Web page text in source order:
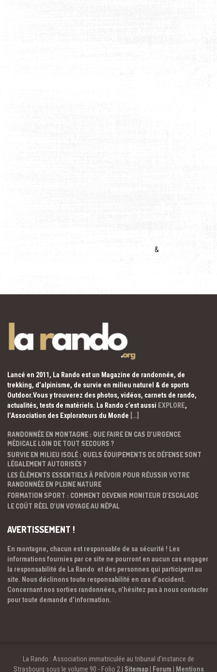
&
Lancé en 2011, La Rando est un Magazine de randonnée, de
trekking, d’alpinisme, de survie en milieu naturel & de sports
Outdoor.Vous y trouverez des photos, vidéos, carnets de rando,
actualités, tests de matériels. La Rando c’est aussi EXPLORE,
l’Association des Explorateurs du Monde […]
RANDONNÉE EN MONTAGNE : QUE FAIRE EN CAS D’URGENCE
MÉDICALE LOIN DE TOUT SECOURS ?
SURVIE EN MILIEU ISOLÉ : QUELS ÉQUIPEMENTS DE DÉFENSE SONT
LÉGALEMENT AUTORISÉS ?
LES ÉLÉMENTS ESSENTIELS À PRÉVOIR POUR RÉUSSIR VOTRE
RANDONNÉE EN PLEINE NATURE
FORMATION SPORT : COMMENT DEVENIR MONITEUR D’ESCALADE
LE COÛT RÉEL D’UN VOYAGE AU NÉPAL
AVERTISSEMENT !
En montagne, chacun est responsable de sa sécurité ! Les
informations fournies par ce site ne pourront en aucun cas engager
la responsabilité de La Rando et des personnes qui participent au
site. Nous déclinons toute responsabilité en cas d’accident.
Concernant nos sorties randonnées, n’hésitez pas à nous contacter
pour toute demande d’information.
La Rando : Association immatriculée au tribunal d’instance de
Strasbourg sous le volume 90 - Folio 2 | Sitemap| Forum Mentions